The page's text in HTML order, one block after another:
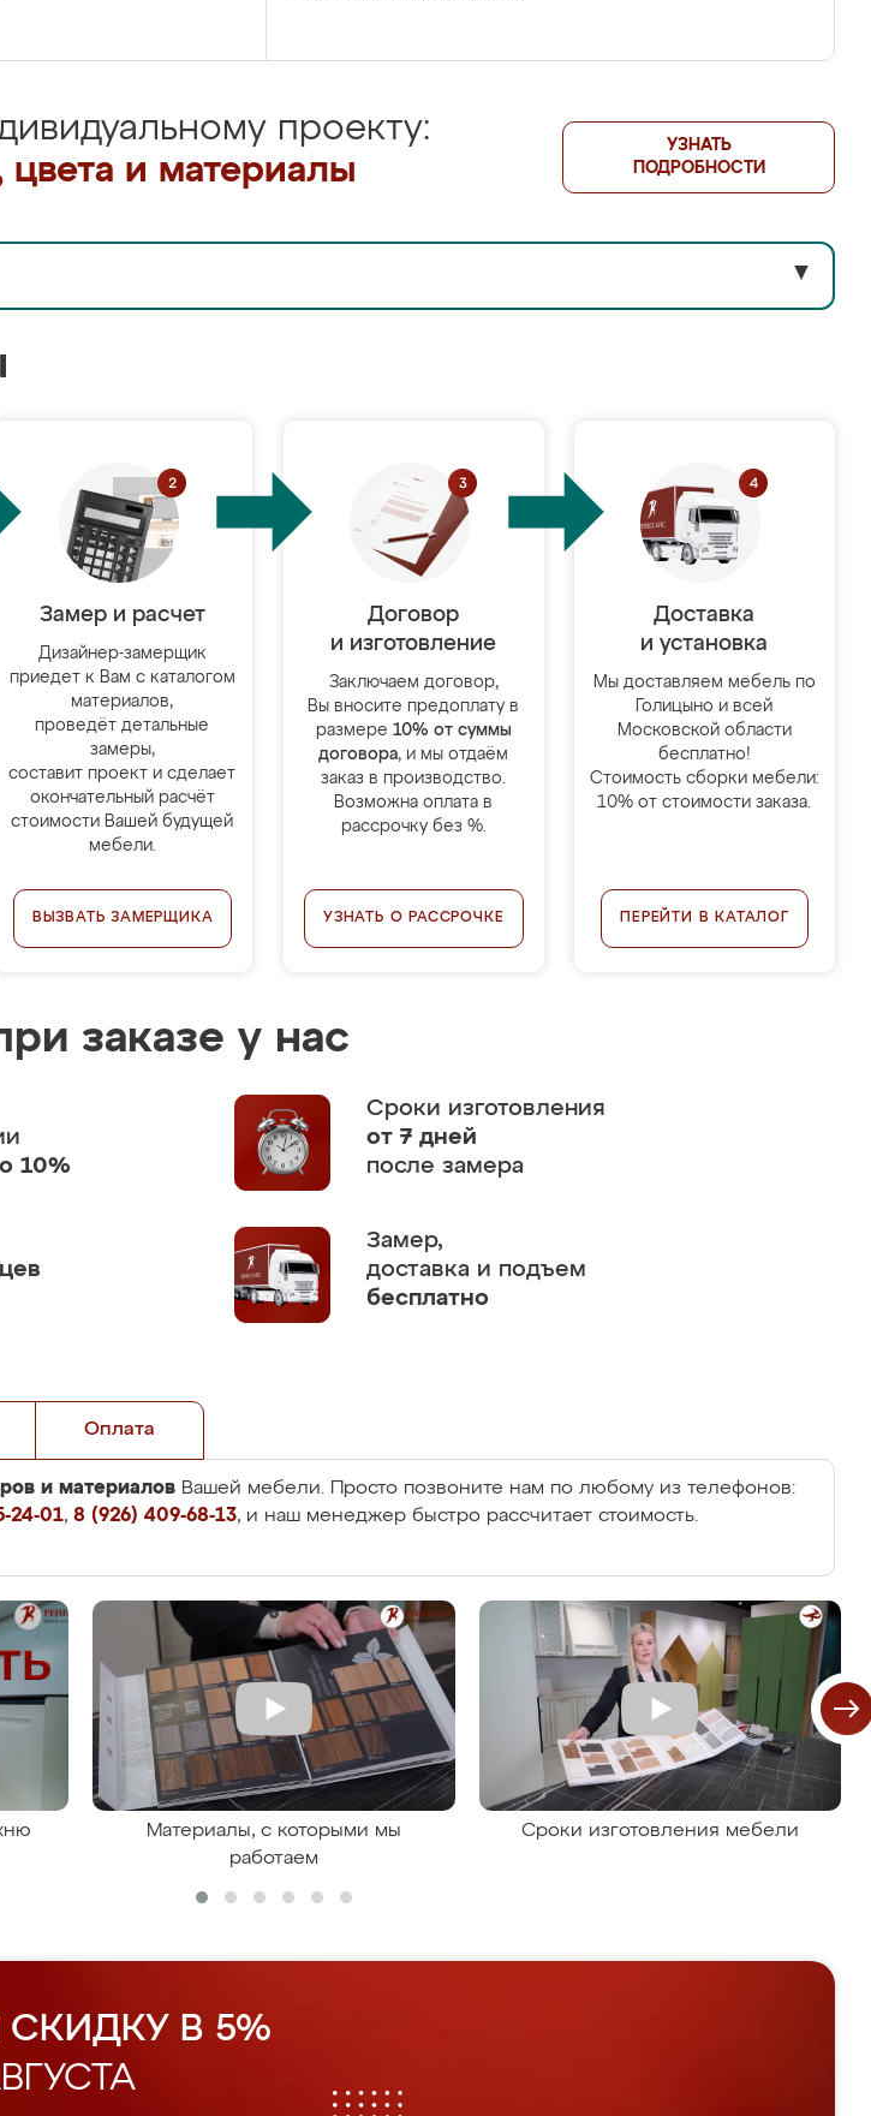
проекту:
и материалы
УЗНАТЬ
ПОДРОБНОСТИ
▼
Замер и расчет
Дизайнер-замерщик
приедет к Вам с каталогом
материалов,
проведёт детальные
замеры,
составит проект и сделает
окончательный расчёт
стоимости Вашей будущей
мебели.
ВЫЗВАТЬ ЗАМЕРЩИКА
Договор
и изготовление
Заключаем договор,
Вы вносите предоплату в
размере 10% от суммы
договора, и мы отдаём
заказ в производство.
Возможна оплата в
рассрочку без %.
УЗНАТЬ О РАССРОЧКЕ
Доставка
и установка
Мы доставляем мебель по
Голицыно и всей
Московской области
бесплатно!
Стоимость сборки мебели:
10% от стоимости заказа.
ПЕРЕЙТИ В КАТАЛОГ
заказе у нас
10%
Сроки изготовления
от 7 дней
после замера
Замер,
доставка и подъем
бесплатно
Оплата
и материалов Вашей мебели. Просто позвоните нам по любому из телефонов:
24-01, 8 (926) 409-68-13, и наш менеджер быстро рассчитает стоимость.
Материалы, с которыми мы
работаем
Сроки изготовления мебели
В 5%